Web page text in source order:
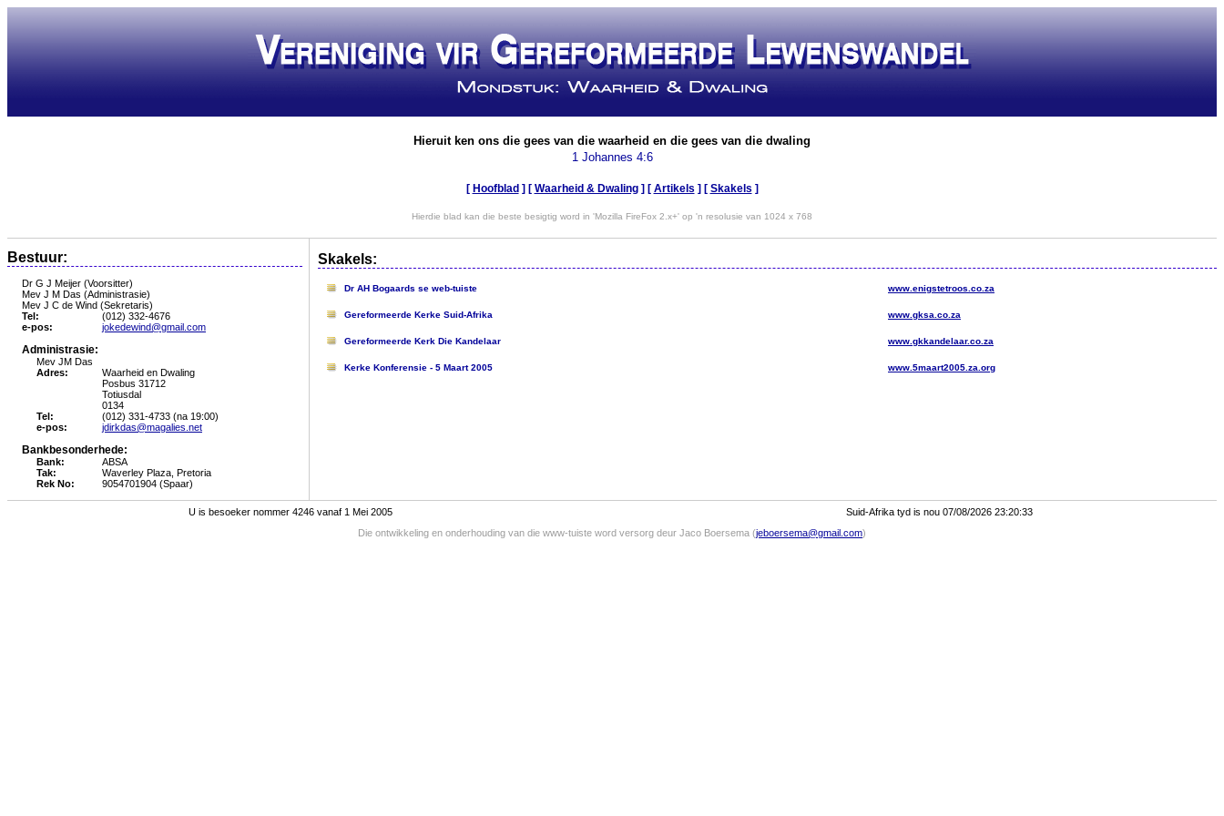
Hieruit ken ons die gees van die waarheid en die gees van die dwaling
1 Johannes 4:6
[ Hoofblad ] [ Waarheid & Dwaling] [ Artikels ] [ Skakels ]
Hierdie blad kan die beste besigtig word in 'Mozilla FireFox 2.x+' op 'n resolusie van 1024 x 768
Bestuur:
Dr G J Meijer (Voorsitter)
Mev J M Das (Administrasie)
Mev J C de Wind (Sekretaris)
Tel:
(012) 332-4676
e-pos:
jokedewind@gmail.com
Administrasie:
Mev JM Das
Adres:
Waarheid en Dwaling
Posbus 31712
Totiusdal
0134
Tel:
(012) 331-4733 (na 19:00)
e-pos:
jdirkdas@magalies.net
Bankbesonderhede:
Bank:
ABSA
Tak:
Waverley Plaza, Pretoria
Rek No:
9054701904 (Spaar)
Skakels:
Dr AH Bogaards se web-tuiste www.enigstetroos.co.za
Gereformeerde Kerke Suid-Afrika www.gksa.co.za
Gereformeerde Kerk Die Kandelaar www.gkkandelaar.co.za
Kerke Konferensie - 5 Maart 2005 www.5maart2005.za.org
U is besoeker nommer 4246 vanaf 1 Mei 2005
Suid-Afrika tyd is nou 07/08/2026 23:20:33
Die ontwikkeling en onderhouding van die www-tuiste word versorg deur Jaco Boersema (jeboersema@gmail.com)